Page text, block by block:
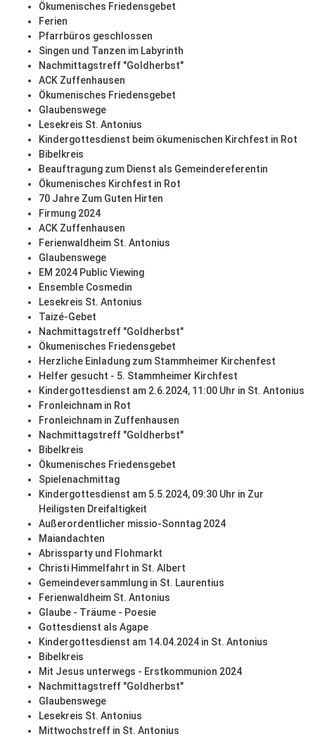
Ökumenisches Friedensgebet
Ferien
Pfarrbüros geschlossen
Singen und Tanzen im Labyrinth
Nachmittagstreff "Goldherbst"
ACK Zuffenhausen
Ökumenisches Friedensgebet
Glaubenswege
Lesekreis St. Antonius
Kindergottesdienst beim ökumenischen Kirchfest in Rot
Bibelkreis
Beauftragung zum Dienst als Gemeindereferentin
Ökumenisches Kirchfest in Rot
70 Jahre Zum Guten Hirten
Firmung 2024
ACK Zuffenhausen
Ferienwaldheim St. Antonius
Glaubenswege
EM 2024 Public Viewing
Ensemble Cosmedin
Lesekreis St. Antonius
Taizé-Gebet
Nachmittagstreff "Goldherbst"
Ökumenisches Friedensgebet
Herzliche Einladung zum Stammheimer Kirchenfest
Helfer gesucht - 5. Stammheimer Kirchfest
Kindergottesdienst am 2.6.2024, 11:00 Uhr in St. Antonius
Fronleichnam in Rot
Fronleichnam in Zuffenhausen
Nachmittagstreff "Goldherbst"
Bibelkreis
Ökumenisches Friedensgebet
Spielenachmittag
Kindergottesdienst am 5.5.2024, 09:30 Uhr in Zur
Heiligsten Dreifaltigkeit
Außerordentlicher missio-Sonntag 2024
Maiandachten
Abrissparty und Flohmarkt
Christi Himmelfahrt in St. Albert
Gemeindeversammlung in St. Laurentius
Ferienwaldheim St. Antonius
Glaube - Träume - Poesie
Gottesdienst als Agape
Kindergottesdienst am 14.04.2024 in St. Antonius
Bibelkreis
Mit Jesus unterwegs - Erstkommunion 2024
Nachmittagstreff "Goldherbst"
Glaubenswege
Lesekreis St. Antonius
Mittwochstreff in St. Antonius